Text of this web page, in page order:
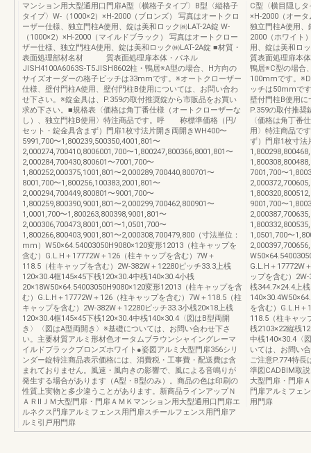
マンション用大型通用口門扉A型〈横格子タイプ〉B型〈縦格子
タイプ〉W-（1000×2）×H-2000（ブロンズ） 写真はオートクロ
ーザー仕様、独立門柱A使用、錠は美和ロック㈱LAT-2A錠 W-
（1000×2）×H-2000（マイルドブラック） 写真はオートクロー
ザー仕様、独立門柱A使用、錠は美和ロック㈱LAT-2A錠 ■材質・
表面処理部材名材 質表面処理扉本体・パネル
JISH4100A6063S-T5JISH8602柱・鴨居※A型の場合、H方向の
サイズオーダーの格子ピッチは33mmです。※オートクローザー
仕様、壁付門柱A使用、壁付門柱B使用については、お問い合わ
せ下さい。※錠金具は、P.359の取付推奨錠から市販品をお買い
求め下さい。■規格表〈価格は角丁番仕様（オートクローザーな
し）、独立門柱B使用〉特注商品です。呼 称標準価格（円/
セット・錠金具含まず）門扉1枚寸法片開き両開きWH400〜
5991,700〜1,800239,500350,4001,801〜
2,000274,700410,8006001,700〜1,800247,800366,8001,801〜
2,000284,700430,800601〜7001,700〜
1,800252,000375,1001,801〜2,000289,700440,800701〜
8001,700〜1,800256,100383,2001,801〜
2,000294,700449,800801〜9001,700〜
1,800259,800390,9001,801〜2,000299,700462,800901〜
1,0001,700〜1,800263,800398,9001,801〜
2,000306,700473,8001,001〜1,0501,700〜
1,800266,800403,9001,801〜2,000308,700479,800（寸法単位：
mm）W50×64.54003050H9080×120変形12013（柱キャップを
含む）G.L.H＋17772W＋126（柱キャップを含む）7W＋
118.5（柱キャップを含む）2W-382W＋12280ピッチ33.3上桟
120×30.4框145×45下桟120×30.4中桟140×30.4小桟
20×18W50×64.54003050H9080×120変形12013（柱キャップを含
む）G.L.H＋17772W＋126（柱キャップを含む）7W＋118.5（柱
キャップを含む）2W-382W＋12280ピッチ33.3小桟20×18上桟
120×30.4框145×45下桟120×30.4中桟140×30.4〈図はB型両開
き〉〈図はA型両開き〉※基礎については、お問い合わせ下さ
い。主要材質アルミ形材色オータムブラウンシャイングレーマ
イルドブラックブロンズホワイト●姿図アルミ大型門扉356シリ
ンダー錠特注商品表示価格には、消費税・工事費・配送費は含
まれておりません。風速・風向きの影響で、風による音鳴りが
発生する場合があります（A型・B型のみ）。商品の色は印刷の
性質上実物と多少違うことがあります。新商品ラインアップＮ
ＡＲⅡＪＭ大型門扉・門扉ＡＭＫマンション用大型通用口門扉エ
ルネクス門扉アルミフェンス用門扉スチールフェンス用門扉ア
ルミ引戸用門扉
C型〈横目隠し
×H-2000（オー
独立門柱A使用、
2000（ホワイト
用、錠は美和
質表面処理扉本
鴨居※C型の場合
100mmです。
ッチは50mmで
壁付門柱B使用
P.359の取付推奨
〈価格は角丁番
用〉特注商品で
ず）門扉1枚寸法
7001,700〜
9001,700〜
1,0501,700〜
G.L.H＋17772W
ップを含む）
桟344.7×24.4上
を含む）G.L.H＋
118.5（柱キャッ
桟2103×22縦桟
中桟140×30.4〈
いては、お問い
ご注意P.774特長
準図CADBIM取
大型門扉・門扉
門扉アルミフェ
用門扉